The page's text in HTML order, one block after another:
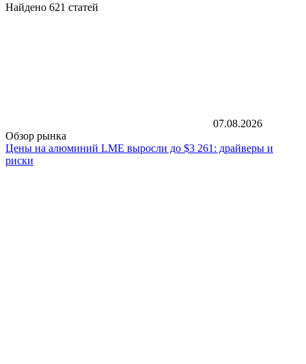
Найдено 621 статей
07.08.2026
Обзор рынка
Цены на алюминий LME выросли до $3 261: драйверы и
риски